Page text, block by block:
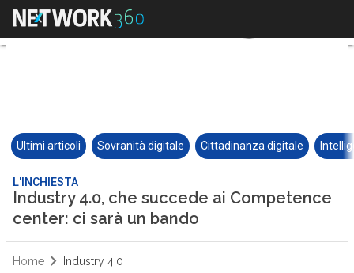
Ultimi articoli Sovranità digitale Cittadinanza digitale
L'INCHIESTA
Industry 4.0, che succede ai Competence
center: ci sarà un bando
Home Industry 4.0